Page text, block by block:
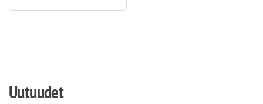
Uutuudet